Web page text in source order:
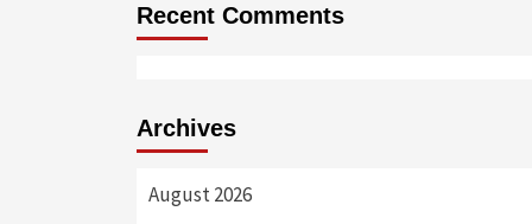
Recent Comments
Archives
August 2026